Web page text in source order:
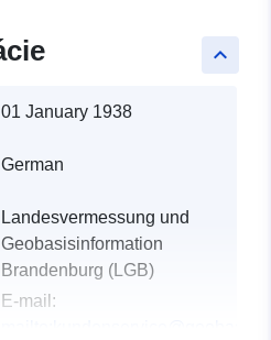
keyboard_arrow_up
01 January 1938
German
Landesvermessung und
Geobasisinformation
Brandenburg (LGB)
E-mail: